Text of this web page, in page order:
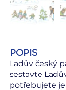
POPIS
Ladův český
sestavte
potřebujete